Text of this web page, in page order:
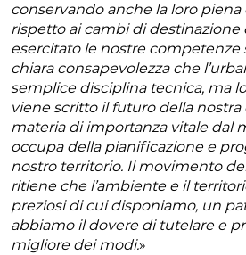
conservando anche la loro piena
rispetto ai cambi di destinazione
esercitato le nostre competenze
chiara consapevolezza che
semplice disciplina tecnica, ma
viene scritto il futuro della
materia di importanza vitale dal
occupa della pianificazione e
nostro territorio. Il movimento
ritiene che l’ambiente e il
preziosi di cui disponiamo, un
abbiamo il dovere di tutelare e
migliore dei modi.»